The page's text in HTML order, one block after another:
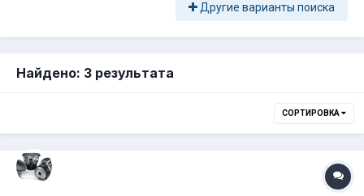
Другие варианты поиска
Найдено: 3 результата
СОРТИРОВКА